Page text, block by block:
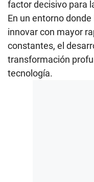
factor decisivo para
En un entorno
innovar con mayor
constantes, el
transformación
tecnología.